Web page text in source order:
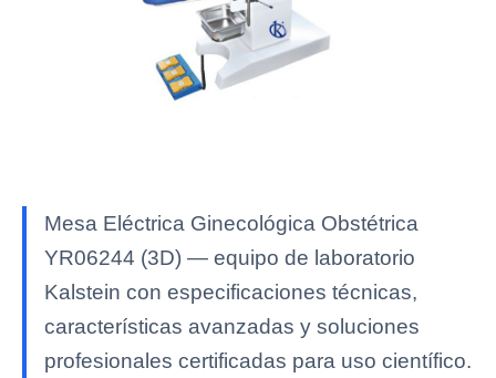
Mesa Eléctrica Ginecológica Obstétrica
YR06244 (3D) — equipo de laboratorio
Kalstein con especificaciones técnicas,
características avanzadas y soluciones
profesionales certificadas para uso científico.